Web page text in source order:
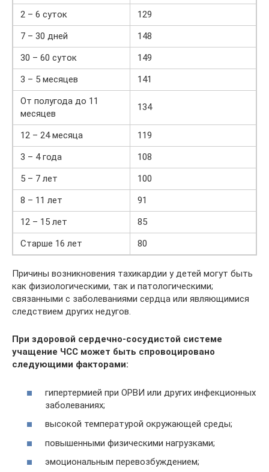
2 – 6 суток
129
7 – 30 дней
148
30 – 60 суток
149
3 – 5 месяцев
141
От полугода до 11
месяцев
134
12 – 24 месяца
119
3 – 4 года
108
5 – 7 лет
100
8 – 11 лет
91
12 – 15 лет
85
Старше 16 лет
80
Причины возникновения тахикардии у детей могут быть
как физиологическими, так и патологическими;
связанными с заболеваниями сердца или являющимися
следствием других недугов.
При здоровой сердечно-сосудистой системе
учащение ЧСС может быть спровоцировано
следующими факторами:
гипертермией при ОРВИ или других инфекционных
заболеваниях;
высокой температурой окружающей среды;
повышенными физическими нагрузками;
эмоциональным перевозбуждением;